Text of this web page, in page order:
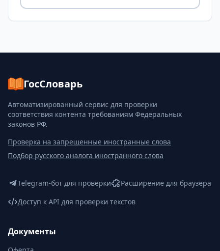
ГосСловарь
Автоматизированный сервис для проверки
соответствия контента требованиям Федеральных
законов РФ.
Проверка на запрещенные иностранные слова
Подбор русского аналога иностранного слова
Telegram-бот для проверки
Расширение для браузера
Доступ к API для проверки текстов
Документы